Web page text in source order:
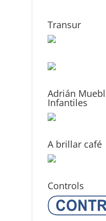
Transur
Adrián
Infantiles
A brillar café
Controls